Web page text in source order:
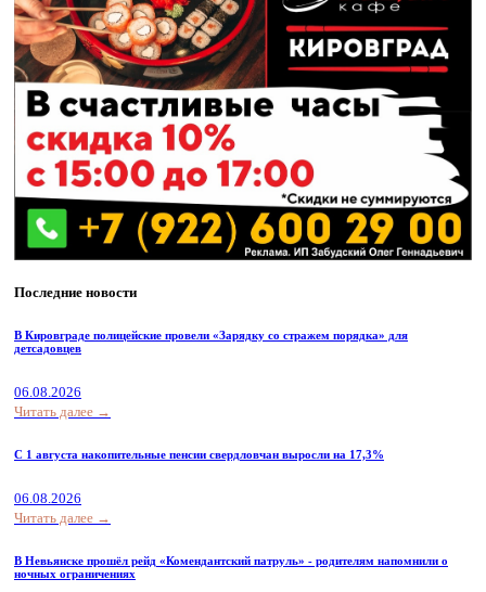
Последние новости
В Кировграде полицейские провели «Зарядку со стражем порядка» для
детсадовцев
06.08.2026
Читать далее →
С 1 августа накопительные пенсии свердловчан выросли на 17,3%
06.08.2026
Читать далее →
В Невьянске прошёл рейд «Комендантский патруль» - родителям напомнили о
ночных ограничениях